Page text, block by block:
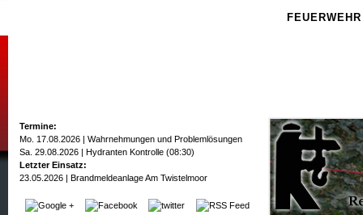
FEUERWEHR
Termine:
Mo. 17.08.2026 | Wahrnehmungen und Problemlösungen
Sa. 29.08.2026 | Hydranten Kontrolle (08:30)
Letzter Einsatz:
23.05.2026 | Brandmeldeanlage Am Twistelmoor